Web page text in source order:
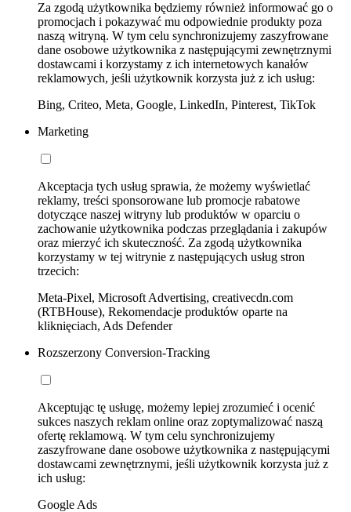
Za zgodą użytkownika będziemy również informować go o
promocjach i pokazywać mu odpowiednie produkty poza
naszą witryną. W tym celu synchronizujemy zaszyfrowane
dane osobowe użytkownika z następującymi zewnętrznymi
dostawcami i korzystamy z ich internetowych kanałów
reklamowych, jeśli użytkownik korzysta już z ich usług:
Bing, Criteo, Meta, Google, LinkedIn, Pinterest, TikTok
Marketing
Akceptacja tych usług sprawia, że możemy wyświetlać
reklamy, treści sponsorowane lub promocje rabatowe
dotyczące naszej witryny lub produktów w oparciu o
zachowanie użytkownika podczas przeglądania i zakupów
oraz mierzyć ich skuteczność. Za zgodą użytkownika
korzystamy w tej witrynie z następujących usług stron
trzecich:
Meta-Pixel, Microsoft Advertising, creativecdn.com
(RTBHouse), Rekomendacje produktów oparte na
kliknięciach, Ads Defender
Rozszerzony Conversion-Tracking
Akceptując tę usługę, możemy lepiej zrozumieć i ocenić
sukces naszych reklam online oraz zoptymalizować naszą
ofertę reklamową. W tym celu synchronizujemy
zaszyfrowane dane osobowe użytkownika z następującymi
dostawcami zewnętrznymi, jeśli użytkownik korzysta już z
ich usług:
Google Ads